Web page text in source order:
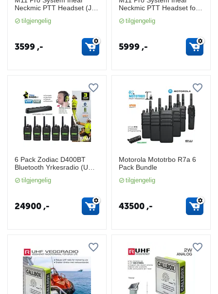
Neckmic PTT Headset (J11
SNR26, IP68, EN352)
tilgjengelig
3599,-
Neckmic PTT Headset for
(SNR26, IP68)
tilgjengelig
5999,-
6 Pack Zodiac D400BT
Bluetooth Yrkesradio (UHF,
tilgjengelig
24900,-
Motorola Mototrbo R7a 6
Pack Bundle
tilgjengelig
43500,-